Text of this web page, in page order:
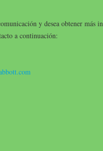
y desea obtener más
a continuación: